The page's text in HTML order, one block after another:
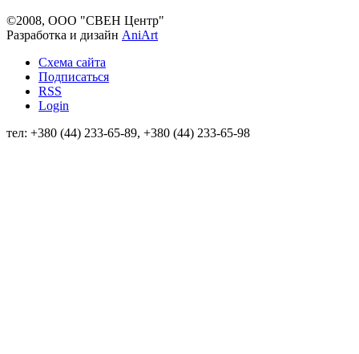
©2008, ООО "СВЕН Центр"
Разработка и дизайн AniArt
Схема сайта
Подписаться
RSS
Login
тел: +380 (44) 233-65-89, +380 (44) 233-65-98